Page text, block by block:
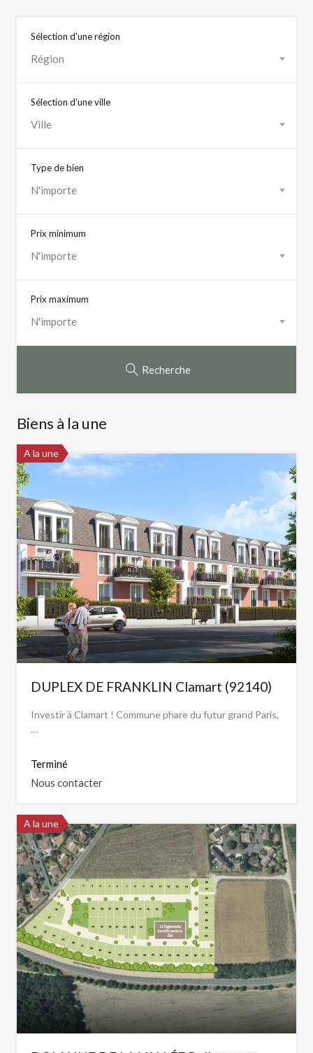
Sélection d'une région
Région
Sélection d'une ville
Ville
Type de bien
N'importe
Prix minimum
N'importe
Prix maximum
N'importe
Recherche
Biens à la une
A la une
DUPLEX DE FRANKLIN Clamart (92140)
Investir à Clamart ! Commune phare du futur grand Paris,
…
Terminé
Nous contacter
A la une